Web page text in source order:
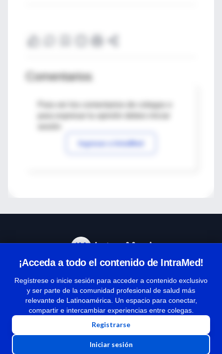
Comentarios
Para ver los comentarios de colegas o
Ingresar a IntraMed
¡Acceda a todo el contenido de IntraMed!
Regístrese o inicie sesión para acceder a contenido exclusivo
y ser parte de la comunidad profesional de salud más
relevante de Latinoamérica. Un espacio para conectar,
compartir e intercambiar experiencias entre colegas.
Registrarse
Iniciar sesión
Términos y condiciones
| Políticas de privacidad
| Todos los derechos reservados | Copyright 1997-2026